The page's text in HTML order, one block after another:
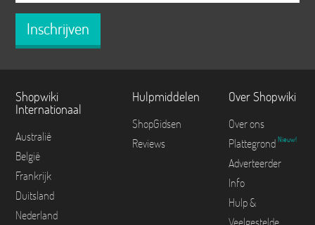
Inschrijven
Shopwiki
Internationaal
Australië
België
Frankrijk
Duitsland
Nederland
Hulpmiddelen
ShopGidsen
Reviews
Over Shopwiki
Over ons
Plattegrond Nieuw!
Adverteerder
Info
Hulp &
Veelgestelde